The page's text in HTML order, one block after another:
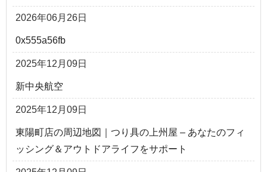
2026年06月26日
0x555a56fb
2025年12月09日
新中央航空
2025年12月09日
東陽町店の周辺地図｜つり具の上州屋 – あなたのフィ
ッシング＆アウトドアライフをサポート